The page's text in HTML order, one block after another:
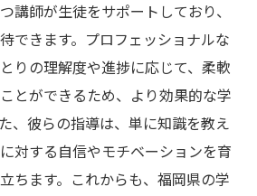
講師が生徒をサポートしており、
できます。プロフェッショナルな
りの理解度や進捗に応じて、柔軟
とができるため、より効果的な学
、彼らの指導は、単に知識を教え
対する自信やモチベーションを育
ちます。これからも、福岡県の学